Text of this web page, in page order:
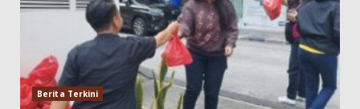
Berita Terkini